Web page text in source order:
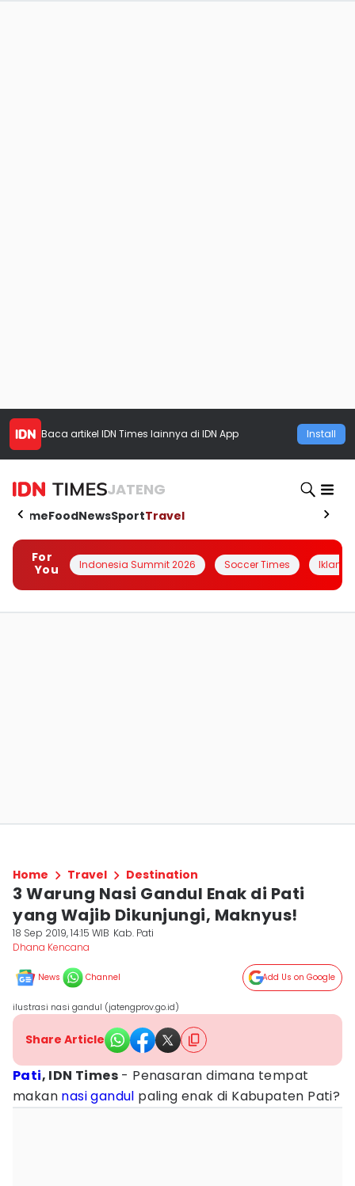
Baca artikel IDN Times lainnya di IDN App Install
JATENG
HomeFoodNewsSportTravel
For
You
Indonesia Summit 2026 Soccer Times Iklanin
Home Travel Destination
3 Warung Nasi Gandul Enak di Pati
yang Wajib Dikunjungi, Maknyus!
18 Sep 2019, 14:15 WIB Kab. Pati
Dhana Kencana
News Channel Add Us on Google
ilustrasi nasi gandul (jatengprov.go.id)
Share Article
Pati, IDN Times - Penasaran dimana tempat
makan nasi gandul paling enak di Kabupaten Pati?